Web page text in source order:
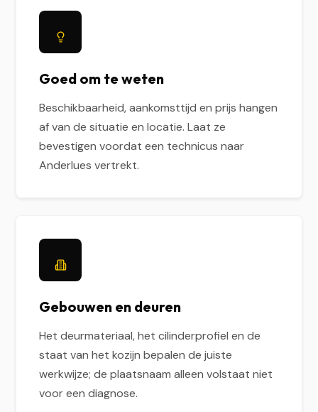
Goed om te weten
Beschikbaarheid, aankomsttijd en prijs hangen
af van de situatie en locatie. Laat ze
bevestigen voordat een technicus naar
Anderlues vertrekt.
Gebouwen en deuren
Het deurmateriaal, het cilinderprofiel en de
staat van het kozijn bepalen de juiste
werkwijze; de plaatsnaam alleen volstaat niet
voor een diagnose.